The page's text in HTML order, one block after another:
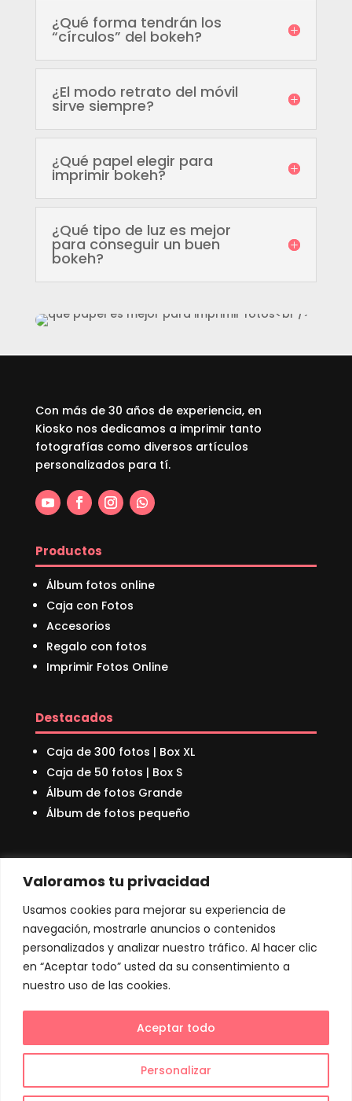
Valoramos tu privacidad
Usamos cookies para mejorar su experiencia de
navegación, mostrarle anuncios o contenidos
personalizados y analizar nuestro tráfico. Al hacer clic
en “Aceptar todo” usted da su consentimiento a
nuestro uso de las cookies.
Personalizar
Aceptar todo
¿Qué forma tendrán los
“círculos” del bokeh?
¿El modo retrato del móvil
sirve siempre?
¿Qué papel elegir para
imprimir bokeh?
¿Qué tipo de luz es mejor
para conseguir un buen
bokeh?
Con más de 30 años de experiencia, en
Kiosko nos dedicamos a imprimir tanto
fotografías como diversos artículos
personalizados para tí.
Productos
Álbum fotos online
Caja con Fotos
Accesorios
Regalo con fotos
Imprimir Fotos Online
Destacados
Caja de 300 fotos | Box XL
Caja de 50 fotos | Box S
Álbum de fotos Grande
Álbum de fotos pequeño
Nuestro Bosque
Preguntas Frecuentes
Blog
Contacto
 +34 931 59 50 85
info@kioskobox.com